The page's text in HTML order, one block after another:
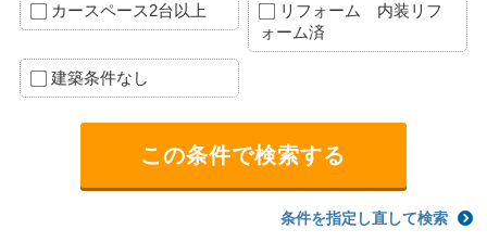
カースペース2台以上
リフォーム 内装リフ
ォーム済
建築条件なし
条件を指定し直して検索